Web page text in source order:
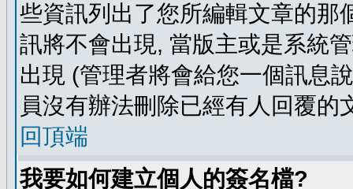
些資訊列出了您所編輯文章的那
訊將不會出現, 當版主或是系統
出現 (管理者將會給您一個訊息
員沒有辦法刪除已經有人回覆的
回頂端
我要如何建立個人的簽名檔?